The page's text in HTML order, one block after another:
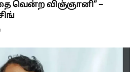
வென்ற விஞ்ஞானி” –